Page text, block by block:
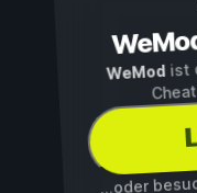
WeMod ist
...oder